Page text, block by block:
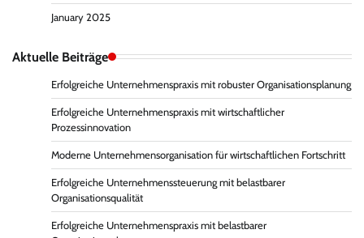
January 2025
Aktuelle Beiträge
Erfolgreiche Unternehmenspraxis mit robuster Organisationsplanung
Erfolgreiche Unternehmenspraxis mit wirtschaftlicher
Prozessinnovation
Moderne Unternehmensorganisation für wirtschaftlichen Fortschritt
Erfolgreiche Unternehmenssteuerung mit belastbarer
Organisationsqualität
Erfolgreiche Unternehmenspraxis mit belastbarer